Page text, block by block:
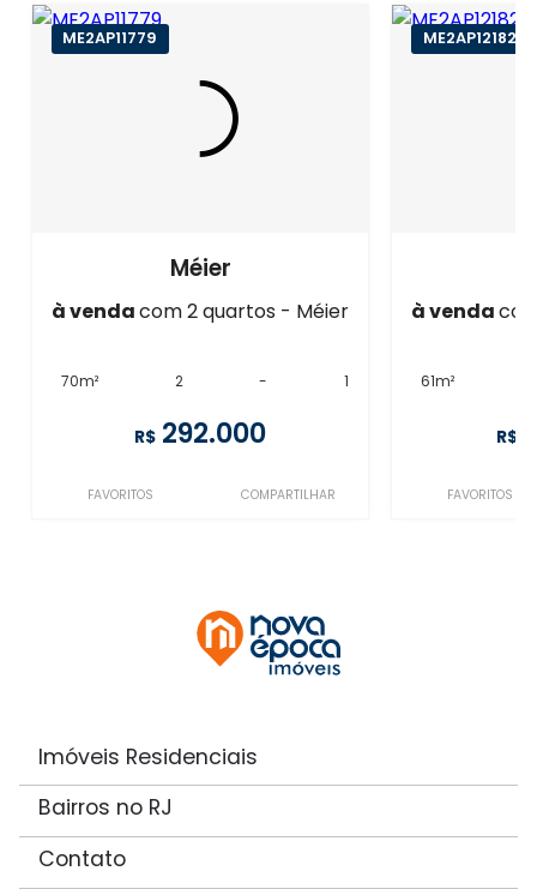
ME2AP11779
Méier
à vendacom 2 quartos - Méier
70m² 2 - 1
R$ 292.000
FAVORITOS COMPARTILHAR
ME2AP12182
à venda
61m²
R$
FAVORITOS
Imóveis Residenciais
Bairros no RJ
Contato